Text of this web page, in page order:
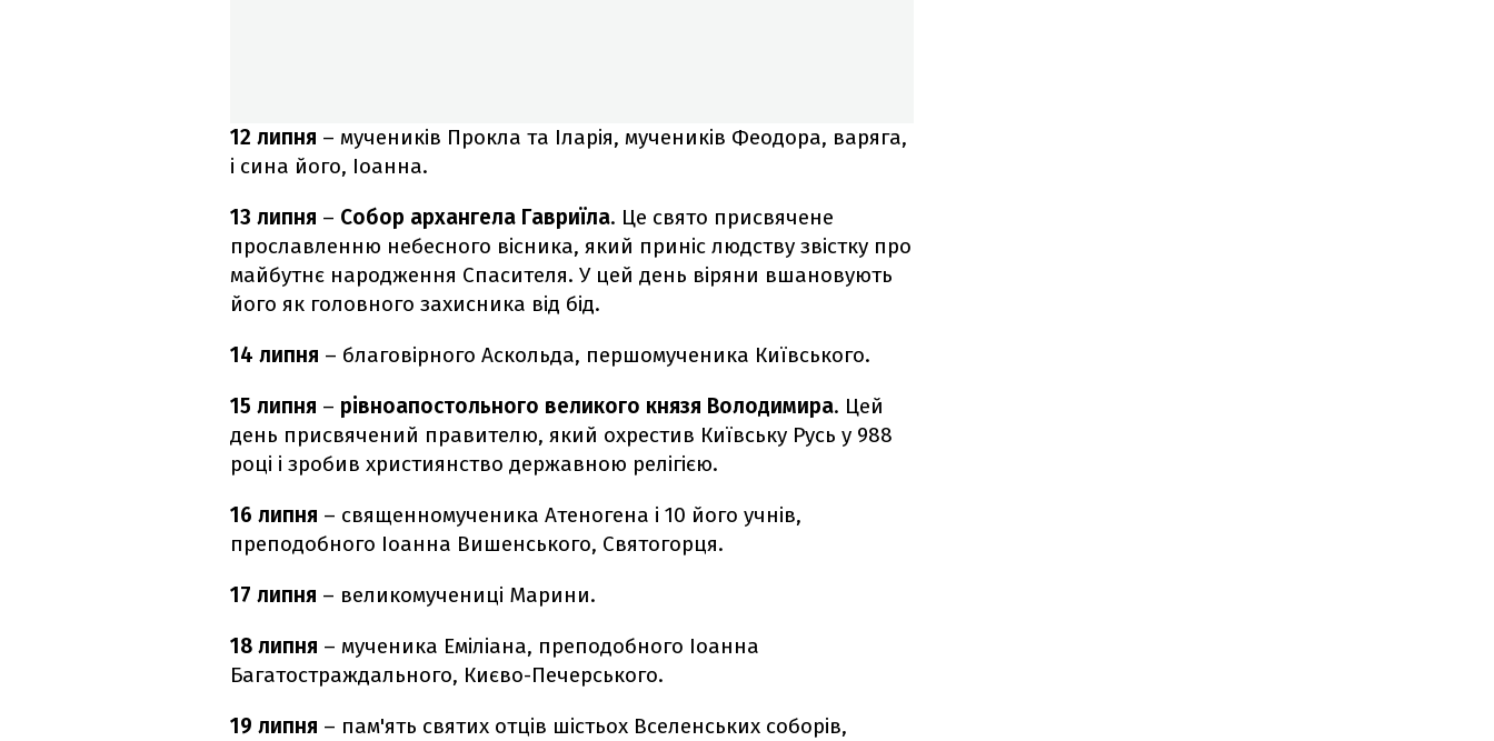
12 липня – мучеників Прокла та Іларія, мучеників Феодора, варяга,
і сина його, Іоанна.
13 липня – Собор архангела Гавриїла. Це свято присвячене
прославленню небесного вісника, який приніс людству звістку про
майбутнє народження Спасителя. У цей день віряни вшановують
його як головного захисника від бід.
14 липня – благовірного Аскольда, першомученика Київського.
15 липня – рівноапостольного великого князя Володимира. Цей
день присвячений правителю, який охрестив Київську Русь у 988
році і зробив християнство державною релігією.
16 липня – священномученика Атеногена і 10 його учнів,
преподобного Іоанна Вишенського, Святогорця.
17 липня – великомучениці Марини.
18 липня – мученика Еміліана, преподобного Іоанна
Багатостраждального, Києво-Печерського.
19 липня – пам'ять святих отців шістьох Вселенських соборів,